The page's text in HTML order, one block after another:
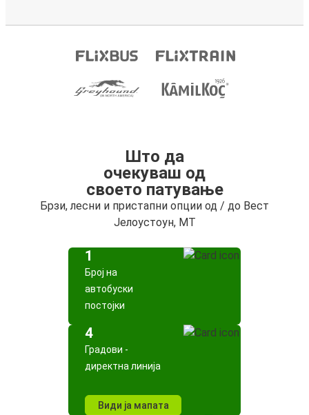
Што да
очекуваш од
своето патување
Брзи, лесни и пристапни опции од / до Вест
Јелоустоун, MT
1
Број на
автобуски
постојки
4
Градови -
директна линија
Види ја мапата